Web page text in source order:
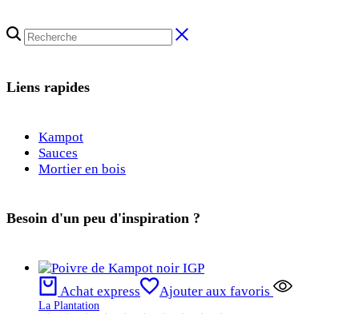
Liens rapides
Kampot
Sauces
Mortier en bois
Besoin d'un peu d'inspiration ?
Achat express Ajouter aux favoris
La Plantation